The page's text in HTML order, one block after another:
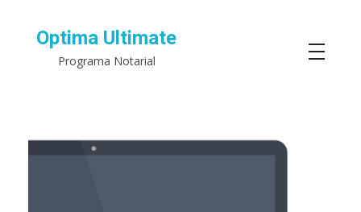
Optima Ultimate
Programa Notarial